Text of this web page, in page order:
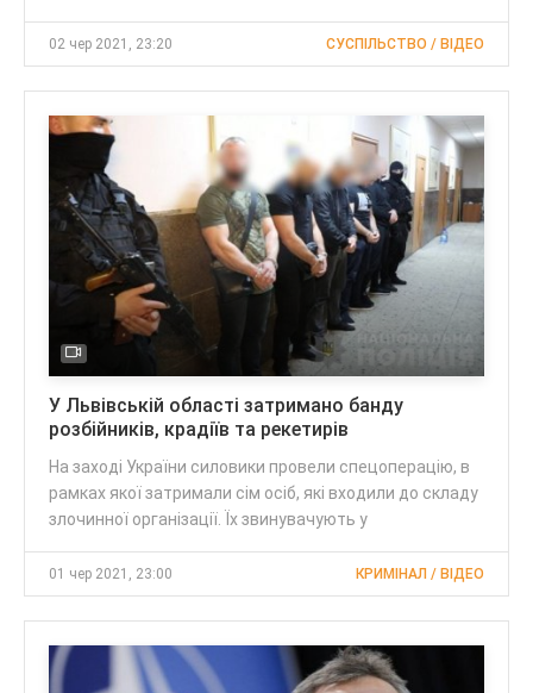
02 чер 2021, 23:20 СУСПІЛЬСТВО / ВІДЕО
У Львівській області затримано банду
розбійників, крадіїв та рекетирів
На заході України силовики провели спецоперацію, в
рамках якої затримали сім осіб, які входили до складу
злочинної організації. Їх звинувачують у
01 чер 2021, 23:00 КРИМІНАЛ / ВІДЕО